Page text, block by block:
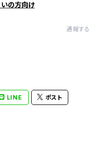
の方向け
通報する
LINE ポスト